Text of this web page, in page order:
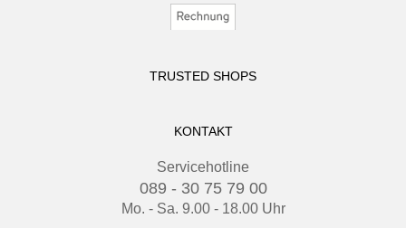
TRUSTED SHOPS
KONTAKT
Servicehotline
089 - 30 75 79 00
Mo. - Sa. 9.00 - 18.00 Uhr